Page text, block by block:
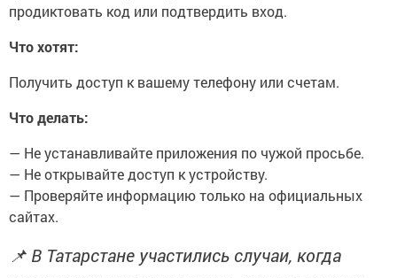
продиктовать код или подтвердить вход.
Что хотят:
Получить доступ к вашему телефону или счетам.
Что делать:
— Не устанавливайте приложения по чужой просьбе.
— Не открывайте доступ к устройству.
— Проверяйте информацию только на официальных
сайтах.
📌 В Татарстане участились случаи, когда